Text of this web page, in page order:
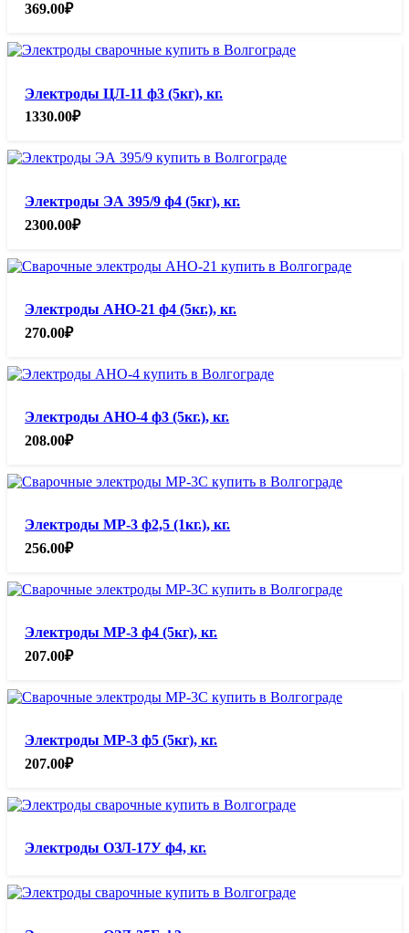
369.00₽
Электроды ЦЛ-11 ф3 (5кг), кг.
1330.00₽
Электроды ЭА 395/9 ф4 (5кг), кг.
2300.00₽
Электроды АНО-21 ф4 (5кг.), кг.
270.00₽
Электроды АНО-4 ф3 (5кг.), кг.
208.00₽
Электроды МР-3 ф2,5 (1кг.), кг.
256.00₽
Электроды МР-3 ф4 (5кг), кг.
207.00₽
Электроды МР-3 ф5 (5кг), кг.
207.00₽
Электроды ОЗЛ-17У ф4, кг.